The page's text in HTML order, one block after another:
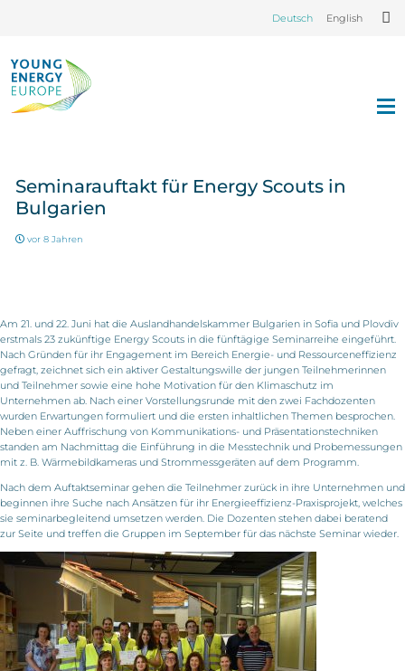
Deutsch English
Seminarauftakt für Energy Scouts in
Bulgarien
vor 8 Jahren
Am 21. und 22. Juni hat die Auslandhandelskammer Bulgarien in Sofia und Plovdiv
erstmals 23 zukünftige Energy Scouts in die fünftägige Seminarreihe eingeführt.
Nach Gründen für ihr Engagement im Bereich Energie- und Ressourceneffizienz
gefragt, zeichnet sich ein aktiver Gestaltungswille der jungen Teilnehmerinnen
und Teilnehmer sowie eine hohe Motivation für den Klimaschutz im
Unternehmen ab. Nach einer Vorstellungsrunde mit den zwei Fachdozenten
wurden Erwartungen formuliert und die ersten inhaltlichen Themen besprochen.
Neben einer Auffrischung von Kommunikations- und Präsentationstechniken
standen am Nachmittag die Einführung in die Messtechnik und Probemessungen
mit z. B. Wärmebildkameras und Strommessgeräten auf dem Programm.
Nach dem Auftaktseminar gehen die Teilnehmer zurück in ihre Unternehmen und
beginnen ihre Suche nach Ansätzen für ihr Energieeffizienz-Praxisprojekt, welches
sie seminarbegleitend umsetzen werden. Die Dozenten stehen dabei beratend
zur Seite und treffen die Gruppen im September für das nächste Seminar wieder.